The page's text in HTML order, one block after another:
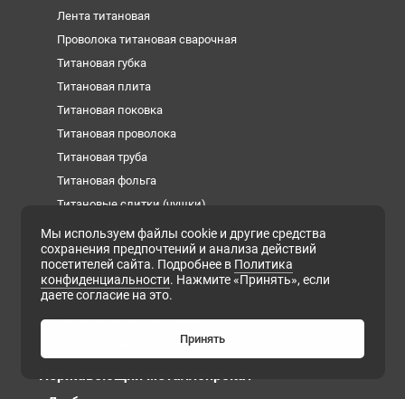
Лента титановая
Проволока титановая сварочная
Титановая губка
Титановая плита
Титановая поковка
Титановая проволока
Титановая труба
Титановая фольга
Титановые слитки (чушки)
Титановый квадрат
Титановый круг
Титановый лист
Титановый пруток
Титановый шестигранник
Шина титановая (полоса)
Нержавеющий металлопрокат
Мы используем файлы cookie и другие средства
сохранения предпочтений и анализа действий
посетителей сайта. Подробнее в Политика
конфиденциальности. Нажмите «Принять», если
даете согласие на это.
Принять